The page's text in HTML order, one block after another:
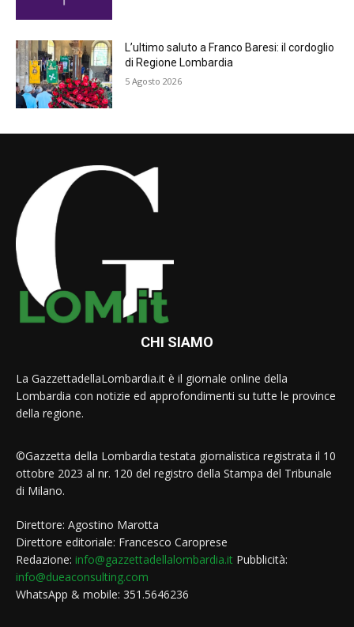
L’ultimo saluto a Franco Baresi: il cordoglio
di Regione Lombardia
5 Agosto 2026
CHI SIAMO
La GazzettadellaLombardia.it è il giornale online della
Lombardia con notizie ed approfondimenti su tutte le province
della regione.
©Gazzetta della Lombardia testata giornalistica registrata il 10
ottobre 2023 al nr. 120 del registro della Stampa del Tribunale
di Milano.
Direttore: Agostino Marotta
Direttore editoriale: Francesco Caroprese
Redazione: info@gazzettadellalombardia.it Pubblicità:
info@dueaconsulting.com
WhatsApp & mobile: 351.5646236